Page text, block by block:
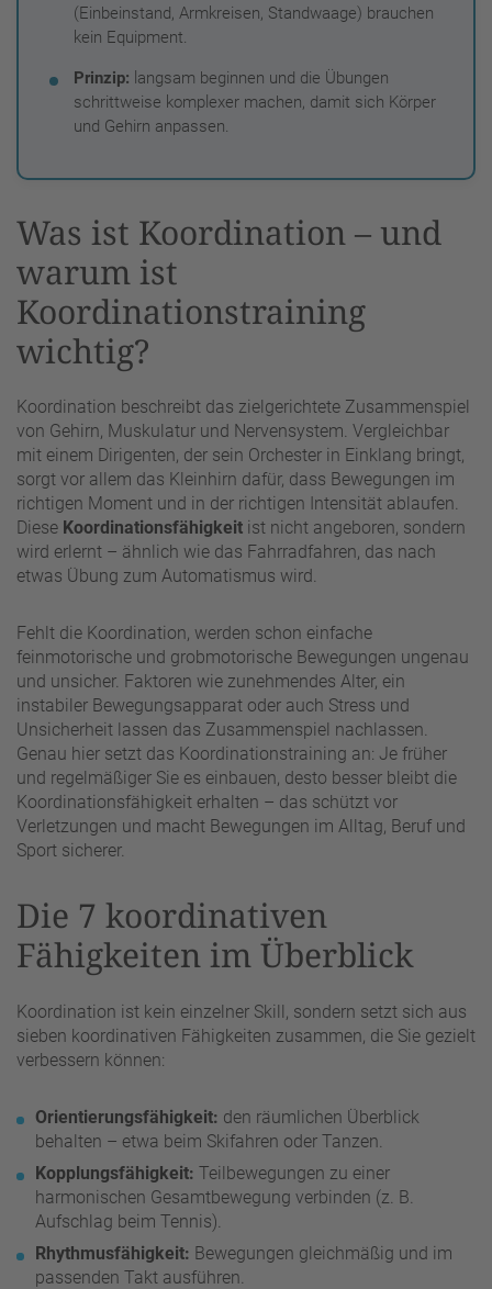
(Einbeinstand, Armkreisen, Standwaage) brauchen
kein Equipment.
Prinzip: langsam beginnen und die Übungen
schrittweise komplexer machen, damit sich Körper
und Gehirn anpassen.
Was ist Koordination – und
warum ist
Koordinationstraining
wichtig?
Koordination beschreibt das zielgerichtete Zusammenspiel
von Gehirn, Muskulatur und Nervensystem. Vergleichbar
mit einem Dirigenten, der sein Orchester in Einklang bringt,
sorgt vor allem das Kleinhirn dafür, dass Bewegungen im
richtigen Moment und in der richtigen Intensität ablaufen.
Diese Koordinationsfähigkeit ist nicht angeboren, sondern
wird erlernt – ähnlich wie das Fahrradfahren, das nach
etwas Übung zum Automatismus wird.
Fehlt die Koordination, werden schon einfache
feinmotorische und grobmotorische Bewegungen ungenau
und unsicher. Faktoren wie zunehmendes Alter, ein
instabiler Bewegungsapparat oder auch Stress und
Unsicherheit lassen das Zusammenspiel nachlassen.
Genau hier setzt das Koordinationstraining an: Je früher
und regelmäßiger Sie es einbauen, desto besser bleibt die
Koordinationsfähigkeit erhalten – das schützt vor
Verletzungen und macht Bewegungen im Alltag, Beruf und
Sport sicherer.
Die 7 koordinativen
Fähigkeiten im Überblick
Koordination ist kein einzelner Skill, sondern setzt sich aus
sieben koordinativen Fähigkeiten zusammen, die Sie gezielt
verbessern können:
Orientierungsfähigkeit: den räumlichen Überblick
behalten – etwa beim Skifahren oder Tanzen.
Kopplungsfähigkeit: Teilbewegungen zu einer
harmonischen Gesamtbewegung verbinden (z. B.
Aufschlag beim Tennis).
Rhythmusfähigkeit: Bewegungen gleichmäßig und im
passenden Takt ausführen.